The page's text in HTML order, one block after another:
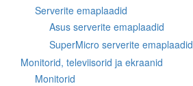
Serverite emaplaadid
Asus serverite emaplaadid
SuperMicro serverite emaplaadid
Monitorid, televiisorid ja ekraanid
Monitorid